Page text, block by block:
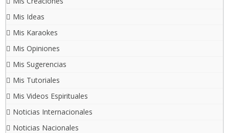
Mis Ideas
Mis Karaokes
Mis Opiniones
Mis Sugerencias
Mis Tutoriales
Mis Videos Espirituales
Noticias Internacionales
Noticias Nacionales